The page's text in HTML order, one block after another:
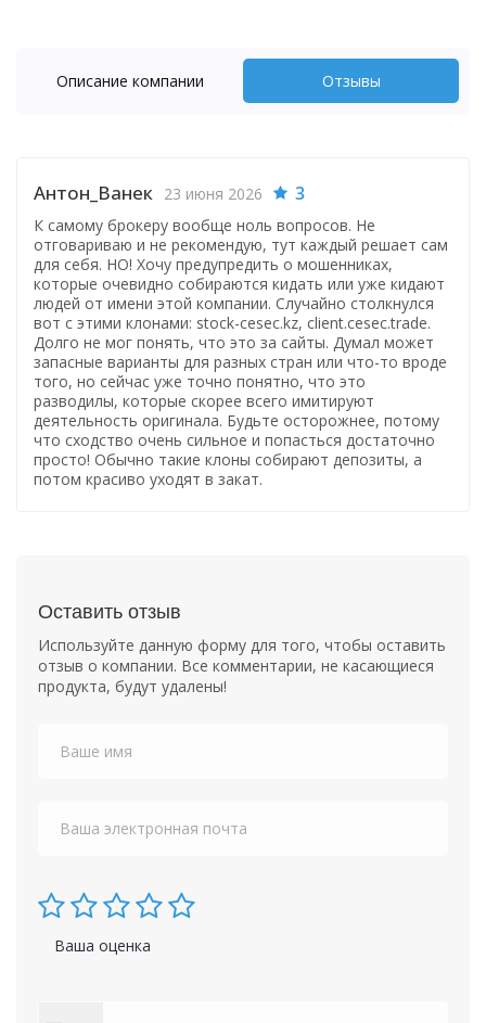
Описание компании Отзывы
Антон_Ванек 23 июня 2026 3
К самому брокеру вообще ноль вопросов. Не
отговариваю и не рекомендую, тут каждый решает сам
для себя. НО! Хочу предупредить о мошенниках,
которые очевидно собираются кидать или уже кидают
людей от имени этой компании. Случайно столкнулся
вот с этими клонами: stock-cesec.kz, client.cesec.trade.
Долго не мог понять, что это за сайты. Думал может
запасные варианты для разных стран или что-то вроде
того, но сейчас уже точно понятно, что это
разводилы, которые скорее всего имитируют
деятельность оригинала. Будьте осторожнее, потому
что сходство очень сильное и попасться достаточно
просто! Обычно такие клоны собирают депозиты, а
потом красиво уходят в закат.
Оставить отзыв
Используйте данную форму для того, чтобы оставить
отзыв о компании. Все комментарии, не касающиеся
продукта, будут удалены!
Ваша оценка